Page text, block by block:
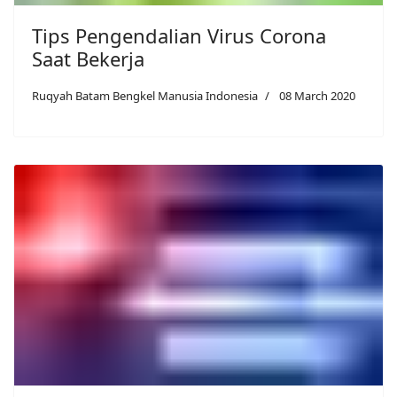
Tips Pengendalian Virus Corona
Saat Bekerja
Ruqyah Batam Bengkel Manusia Indonesia 08 March 2020